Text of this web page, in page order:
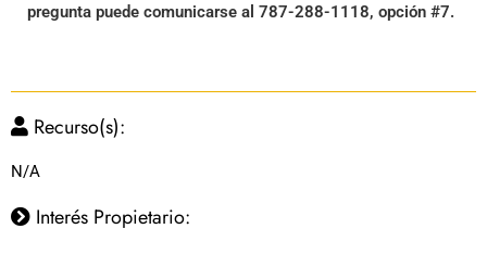
pregunta puede comunicarse al 787-288-1118, opción #7.
Recurso(s):
N/A
Interés Propietario: